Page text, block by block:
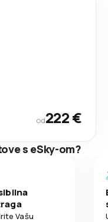
od222 €
s eSky-om?
Vašu